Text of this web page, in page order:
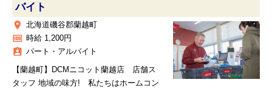
バイト
place 北海道磯谷郡蘭越町
money 時給 1,200円
assignment_ind パート・アルバイト
【蘭越町】DCMニコット蘭越店 店舗ス
タッフ 地域の味方! 私たちはホームコン